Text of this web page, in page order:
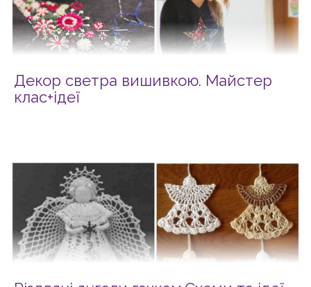
Декор светра вишивкою. Майстер
клас+ідеї